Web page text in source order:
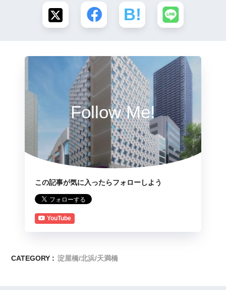
Follow Me!
この記事が気に入ったらフォローしよう
YouTube
CATEGORY : 淀屋橋/北浜/天満橋